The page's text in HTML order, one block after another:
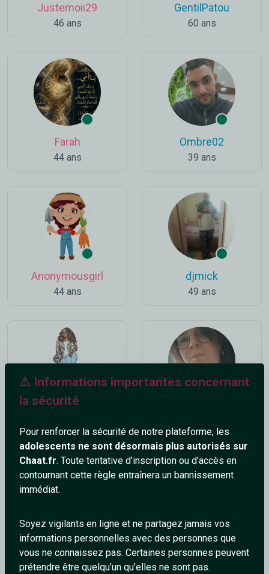
⚠️ Informations importantes concernant
la sécurité
Pour renforcer la sécurité de notre plateforme, les
adolescents ne sont désormais plus autorisés sur
Chaat.fr. Toute tentative d’inscription ou d’accès en
contournant cette règle entraînera un bannissement
immédiat.
Soyez vigilants en ligne et ne partagez jamais vos
informations personnelles avec des personnes que
vous ne connaissez pas. Certaines personnes peuvent
prétendre être quelqu’un qu’elles ne sont pas.
Justemoii29
46 ans
GentilPatou
60 ans
Farah
44 ans
Ombre02
39 ans
Anonymousgirl
44 ans
djmick
49 ans
51 ans 46 ans
AlicedeMetz Jipy56
54 ans